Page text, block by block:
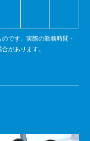
です。実際の勤務時間・
があります。